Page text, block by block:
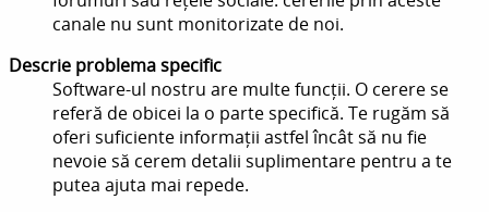
canale nu sunt monitorizate de noi.
Descrie problema specific
Software-ul nostru are multe funcții. O cerere se
referă de obicei la o parte specifică. Te rugăm să
oferi suficiente informații astfel încât să nu fie
nevoie să cerem detalii suplimentare pentru a te
putea ajuta mai repede.